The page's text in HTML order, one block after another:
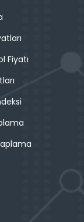
Fiyatı